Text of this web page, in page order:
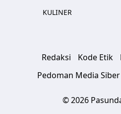
KULINER
Redaksi Kode Etik
Pedoman Media Siber
© 2026